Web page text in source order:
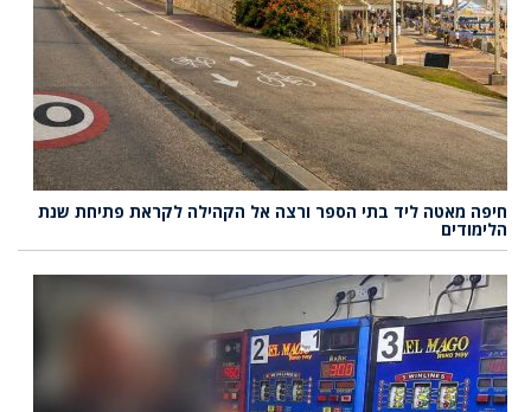
חיפה מאטה ליד בתי הספר ורצה אל הקהילה לקראת פתיחת שנת
הלימודים